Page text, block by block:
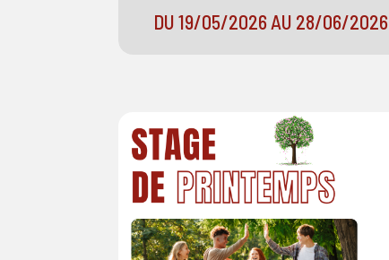
DU 19/05/2026 AU 28/06/2026